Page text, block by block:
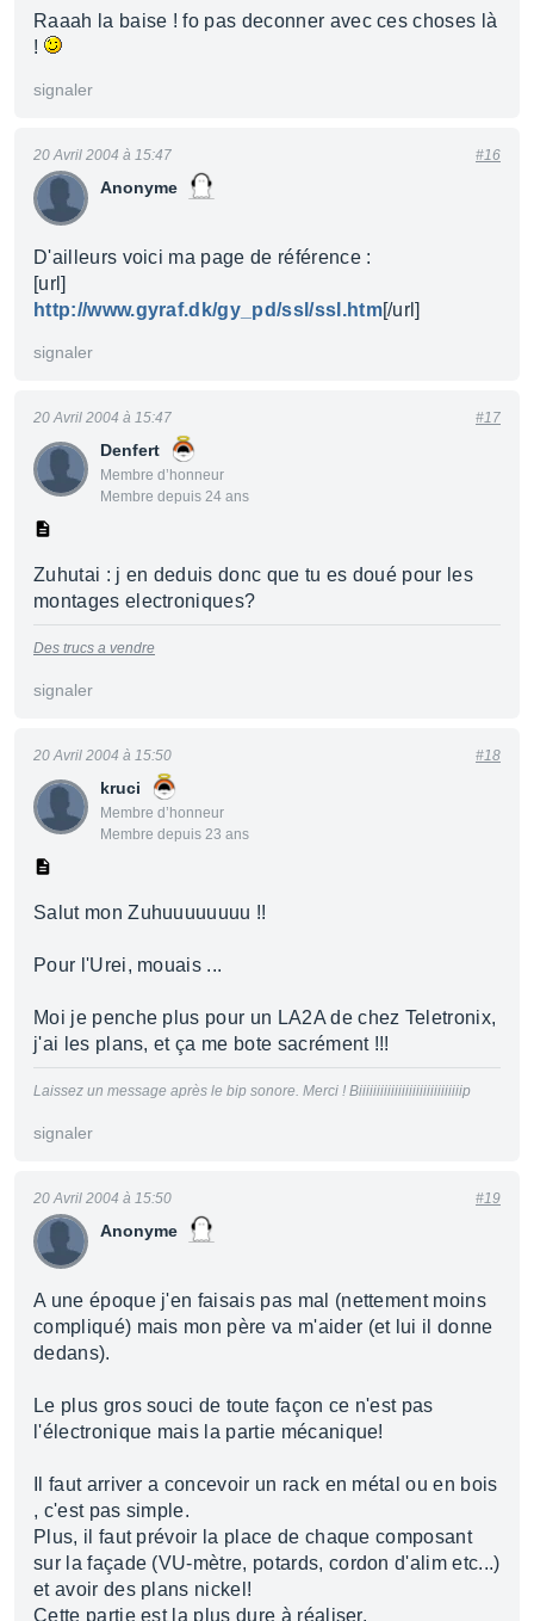
Raaah la baise ! fo pas deconner avec ces choses là
!
signaler
Anonyme
20 Avril 2004 à 15:47 #16
D'ailleurs voici ma page de référence :
[url]
http://www.gyraf.dk/gy_pd/ssl/ssl.htm[/url]
signaler
Denfert
Membre d’honneur
Membre depuis 24 ans
20 Avril 2004 à 15:47 #17
Zuhutai : j en deduis donc que tu es doué pour les
montages electroniques?
Des trucs a vendre
signaler
kruci
Membre d’honneur
Membre depuis 23 ans
20 Avril 2004 à 15:50 #18
Salut mon Zuhuuuuuuuu !!
Pour l'Urei, mouais ...
Moi je penche plus pour un LA2A de chez Teletronix,
j'ai les plans, et ça me bote sacrément !!!
Laissez un message après le bip sonore. Merci ! Biiiiiiiiiiiiiiiiiiiiiiiiiiiiip
signaler
Anonyme
20 Avril 2004 à 15:50 #19
A une époque j'en faisais pas mal (nettement moins
compliqué) mais mon père va m'aider (et lui il donne
dedans).
Le plus gros souci de toute façon ce n'est pas
l'électronique mais la partie mécanique!
Il faut arriver a concevoir un rack en métal ou en bois
, c'est pas simple.
Plus, il faut prévoir la place de chaque composant
sur la façade (VU-mètre, potards, cordon d'alim etc...)
et avoir des plans nickel!
Cette partie est la plus dure à réaliser.